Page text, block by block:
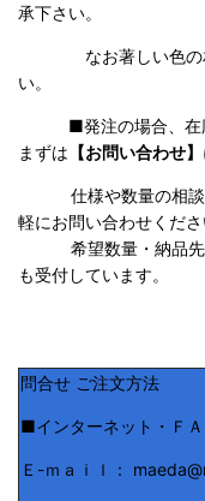
承下さい。
なお著しい色の相
い。
■発注の場合、在庫
まずは 【お問い合わせ】
仕様や数量の相談
軽にお問い合わせく
希望数量・納品先・
も受付しています。
問合せ ご注文方法
■インターネット・ＦＡ
Ｅ-ｍａｉｌ：